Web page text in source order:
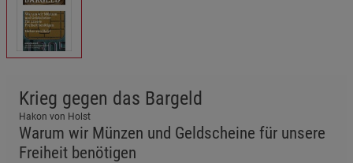
Krieg gegen das Bargeld
Hakon von Holst
Warum wir Münzen und Geldscheine für unsere
Freiheit benötigen